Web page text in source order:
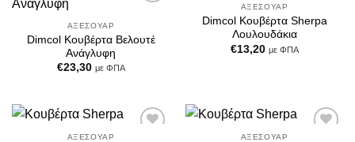
ΑΞΕΣΟΥΆΡ
Dimcol Κουβέρτα Βελουτέ
Ανάγλυφη
€23,30 με ΦΠΑ
Wishlist
ΕΞΑΝΤΛΗΜΈΝΟ
ΑΞΕΣΟΥΆΡ
Dimcol Κουβέρτα Sherpa
Λουλουδάκια
€13,20 με ΦΠΑ
ΑΞΕΣΟΥΆΡ ΑΞΕΣΟΥΆΡ